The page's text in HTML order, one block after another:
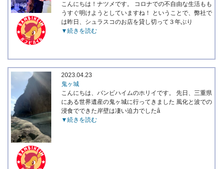
こんにちは！ナツメです。 コロナでの不自由な生活もも
うすぐ明けようとしていますね！ ということで、弊社で
は昨日、シュラスコのお店を貸し切って３年ぶり
▼続きを読む
2023.04.23
鬼ヶ城
こんにちは、バンビハイムのホリイです。 先日、三重県
にある世界遺産の鬼ヶ城に行ってきました 風化と波での
浸食でできた岸壁は凄い迫力でしたȃ
▼続きを読む